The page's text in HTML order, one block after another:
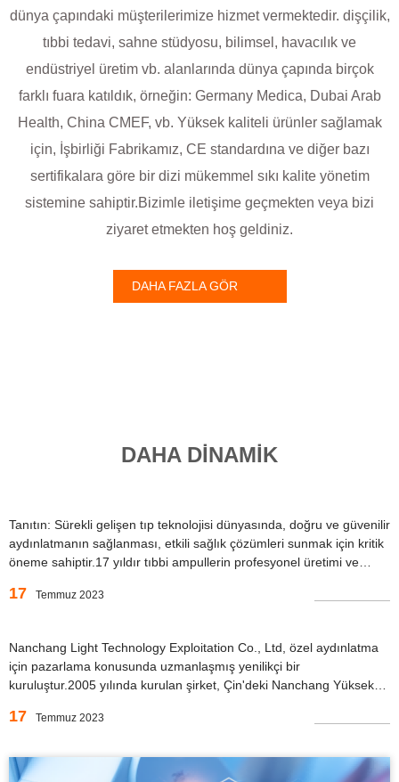
dünya çapındaki müşterilerimize hizmet vermektedir. dişçilik,
tıbbi tedavi, sahne stüdyosu, bilimsel, havacılık ve
endüstriyel üretim vb. alanlarında dünya çapında birçok
farklı fuara katıldık, örneğin: Germany Medica, Dubai Arab
Health, China CMEF, vb. Yüksek kaliteli ürünler sağlamak
için, İşbirliği Fabrikamız, CE standardına ve diğer bazı
sertifikalara göre bir dizi mükemmel sıkı kalite yönetim
sistemine sahiptir.Bizimle iletişime geçmekten veya bizi
ziyaret etmekten hoş geldiniz.
DAHA FAZLA GÖR
DAHA DINAMIK
Tanıtın: Sürekli gelişen tıp teknolojisi dünyasında, doğru ve güvenilir
aydınlatmanın sağlanması, etkili sağlık çözümleri sunmak için kritik
öneme sahiptir.17 yıldır tıbbi ampullerin profesyonel üretimi ve
almaktadır.Bir unwav ile ...
17 Temmuz 2023
Nanchang Light Technology Exploitation Co., Ltd, özel aydınlatma
için pazarlama konusunda uzmanlaşmış yenilikçi bir
kuruluştur.2005 yılında kurulan şirket, Çin'deki Nanchang Yüksek
almaktadır.Lamba endüstrisinde 17 yılı aşkın tecrübesiyle...
17 Temmuz 2023